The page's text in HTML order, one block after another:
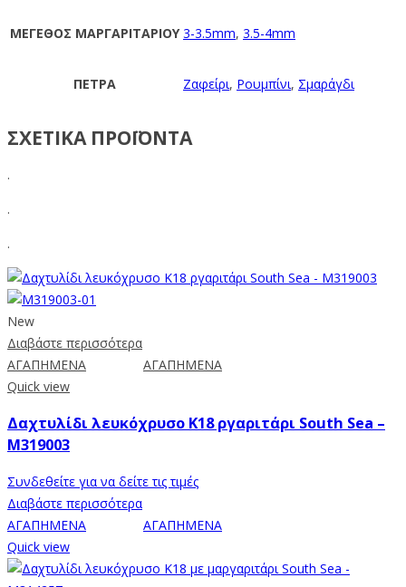
ΜΕΓΕΘΟΣ ΜΑΡΓΑΡΙΤΑΡΙΟΥ 3-3.5mm, 3.5-4mm
ΠΕΤΡΑ Ζαφείρι, Ρουμπίνι, Σμαράγδι
ΣΧΕΤΙΚΑ ΠΡΟΪΟΝΤΑ
.
.
.
New
Διαβάστε περισσότερα
ΑΓΑΠΗΜΕΝΑ
ΑΓΑΠΗΜΕΝΑ
Quick view
Δαχτυλίδι λευκόχρυσο Κ18 ργαριτάρι South Sea –
M319003
Συνδεθείτε για να δείτε τις τιμές
Διαβάστε περισσότερα
ΑΓΑΠΗΜΕΝΑ
ΑΓΑΠΗΜΕΝΑ
Quick view